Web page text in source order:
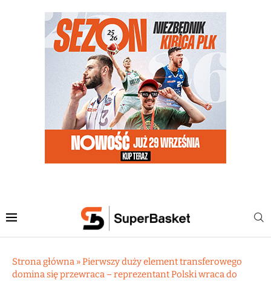
Strona główna »Pierwszy duży element transferowego
domina się przewraca – reprezentant Polski wraca do